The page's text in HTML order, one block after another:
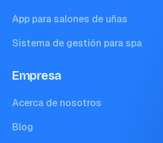
App para salones de uñas
Sistema de gestión para spa
Empresa
Acerca de nosotros
Blog